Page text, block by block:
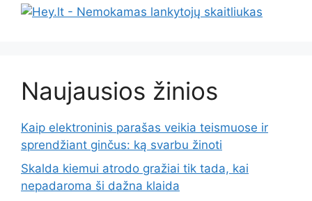
Naujausios žinios
Kaip elektroninis parašas veikia teismuose ir
sprendžiant ginčus: ką svarbu žinoti
Skalda kiemui atrodo gražiai tik tada, kai
nepadaroma ši dažna klaida